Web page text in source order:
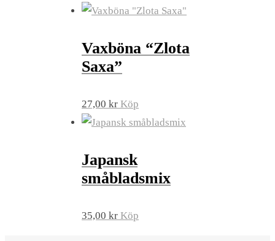
Vaxböna “Zlota
Saxa”
27,00 kr Köp
Japansk
småbladsmix
35,00 kr Köp